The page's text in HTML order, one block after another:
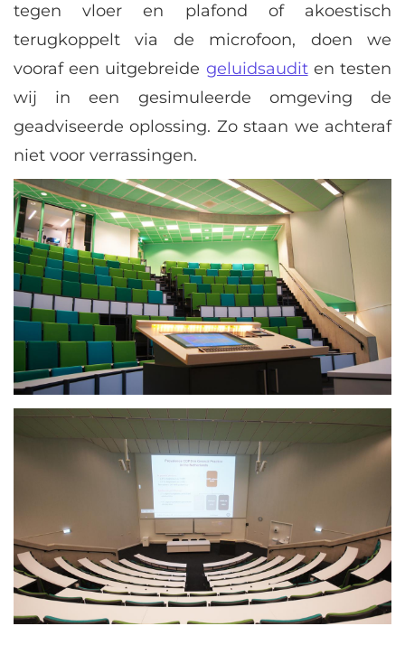
tegen vloer en plafond of akoestisch
terugkoppelt via de microfoon, doen we
vooraf een uitgebreide geluidsauditen testen
wij in een gesimuleerde omgeving de
geadviseerde oplossing. Zo staan we achteraf
niet voor verrassingen.